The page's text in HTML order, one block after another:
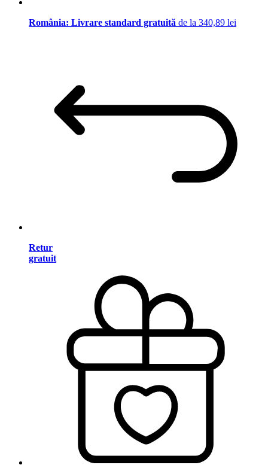
România: Livrare standard gratuită de la 340,89 lei
Retur
gratuit